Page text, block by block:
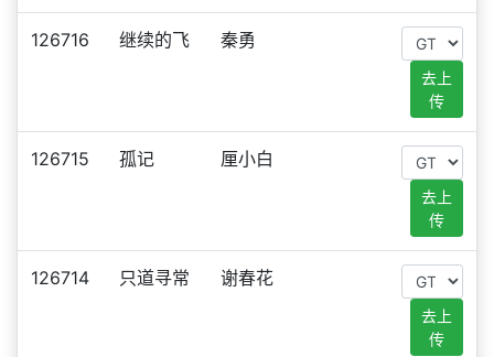
126716 继续的飞 秦勇
去上
传
126715 孤记 厘小白
去上
传
126714 只道寻常 谢春花
去上
传